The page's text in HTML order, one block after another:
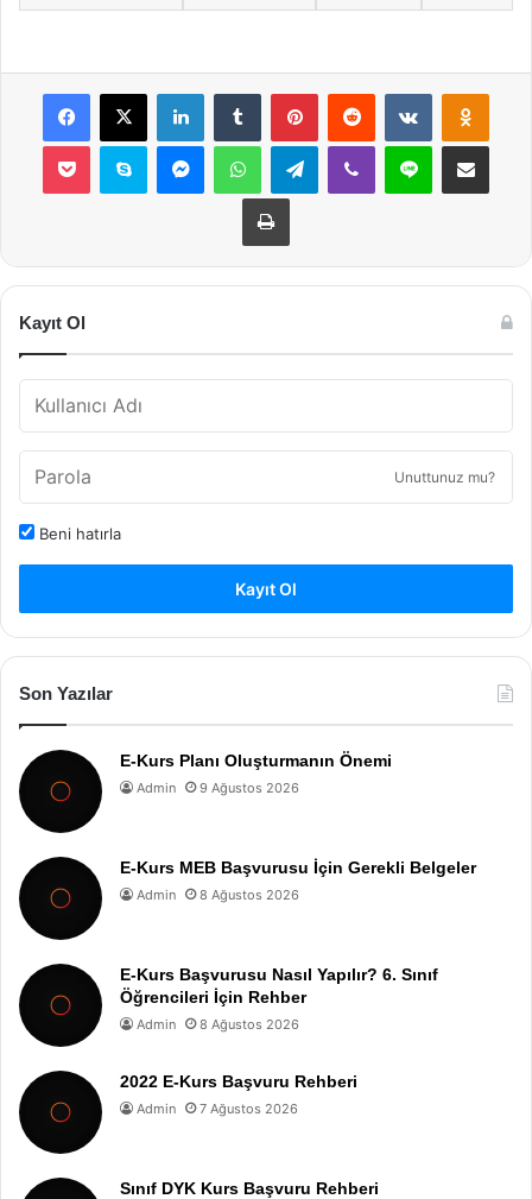
Facebook
X LinkedInTumblr PinterestReddit VKontakte
Pocket Skype MessengerWhatsAppTelegramViber Line E-Posta ile
Yazdır
Kayıt Ol
Unuttunuz mu?
Beni hatırla
Kayıt Ol
Son Yazılar
E-Kurs Planı Oluşturmanın Önemi
Admin 9 Ağustos 2026
E-Kurs MEB Başvurusu İçin Gerekli Belgeler
Admin 8 Ağustos 2026
E-Kurs Başvurusu Nasıl Yapılır? 6. Sınıf
Öğrencileri İçin Rehber
Admin 8 Ağustos 2026
2022 E-Kurs Başvuru Rehberi
Admin 7 Ağustos 2026
Sınıf DYK Kurs Başvuru Rehberi